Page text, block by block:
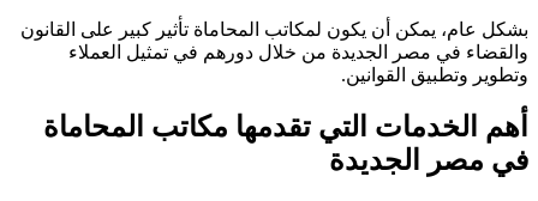
بشكل عام، يمكن أن يكون لمكاتب المحاماة تأثير كبير على القانون
والقضاء في مصر الجديدة من خلال دورهم في تمثيل العملاء
وتطوير وتطبيق القوانين.
أهم الخدمات التي تقدمها مكاتب المحاماة
في مصر الجديدة